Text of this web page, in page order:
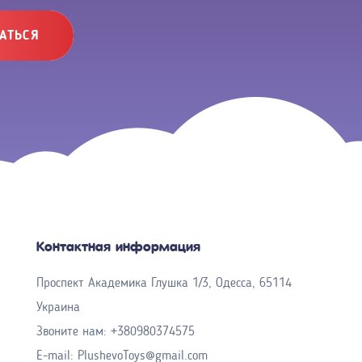
Контактная информация
Проспект Академика Глушка 1/3, Одесса, 65114
Украина
Звоните нам: +380980374575
E-mail: PlushevoToys@gmail.com